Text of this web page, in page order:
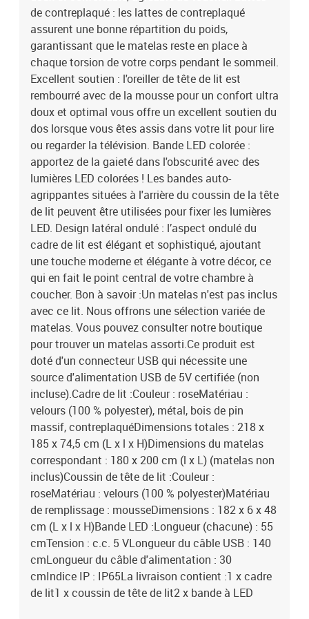
de contreplaqué : les lattes de contreplaqué
assurent une bonne répartition du poids,
garantissant que le matelas reste en place à
chaque torsion de votre corps pendant le sommeil.
Excellent soutien : l'oreiller de tête de lit est
rembourré avec de la mousse pour un confort ultra
doux et optimal vous offre un excellent soutien du
dos lorsque vous êtes assis dans votre lit pour lire
ou regarder la télévision. Bande LED colorée :
apportez de la gaieté dans l'obscurité avec des
lumières LED colorées ! Les bandes auto-
agrippantes situées à l'arrière du coussin de la tête
de lit peuvent être utilisées pour fixer les lumières
LED. Design latéral ondulé : l’aspect ondulé du
cadre de lit est élégant et sophistiqué, ajoutant
une touche moderne et élégante à votre décor, ce
qui en fait le point central de votre chambre à
coucher. Bon à savoir :Un matelas n'est pas inclus
avec ce lit. Nous offrons une sélection variée de
matelas. Vous pouvez consulter notre boutique
pour trouver un matelas assorti.Ce produit est
doté d'un connecteur USB qui nécessite une
source d'alimentation USB de 5V certifiée (non
incluse).Cadre de lit :Couleur : roseMatériau :
velours (100 % polyester), métal, bois de pin
massif, contreplaquéDimensions totales : 218 x
185 x 74,5 cm (L x l x H)Dimensions du matelas
correspondant : 180 x 200 cm (l x L) (matelas non
inclus)Coussin de tête de lit :Couleur :
roseMatériau : velours (100 % polyester)Matériau
de remplissage : mousseDimensions : 182 x 6 x 48
cm (L x l x H)Bande LED :Longueur (chacune) : 55
cmTension : c.c. 5 VLongueur du câble USB : 140
cmLongueur du câble d'alimentation : 30
cmIndice IP : IP65La livraison contient :1 x cadre
de lit1 x coussin de tête de lit2 x bande à LED